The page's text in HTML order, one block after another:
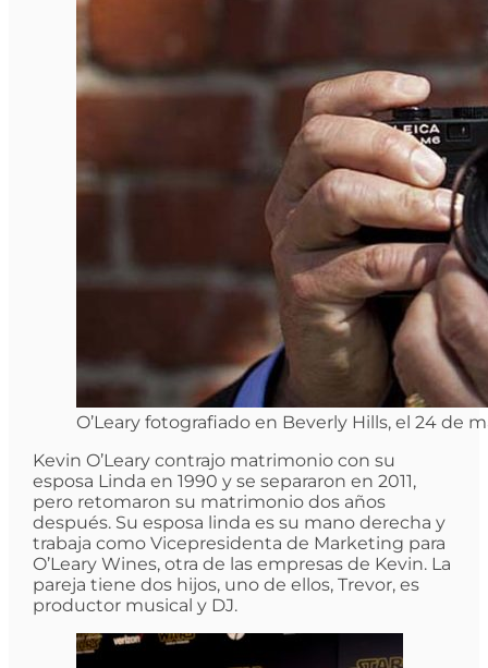
O’Leary fotografiado en Beverly Hills, el 24 de
Kevin O’Leary contrajo matrimonio con su
esposa Linda en 1990 y se separaron en 2011,
pero retomaron su matrimonio dos años
después. Su esposa linda es su mano derecha y
trabaja como Vicepresidenta de Marketing para
O’Leary Wines, otra de las empresas de Kevin. La
pareja tiene dos hijos, uno de ellos, Trevor, es
productor musical y DJ.